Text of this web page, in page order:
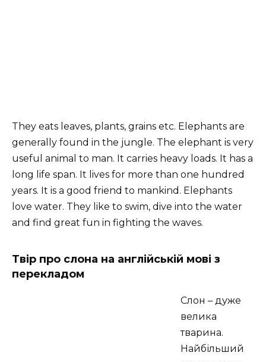
They eats leaves, plants, grains etc. Elephants are
generally found in the jungle. The elephant is very
useful animal to man. It carries heavy loads. It has a
long life span. It lives for more than one hundred
years. It is a good friend to mankind. Elephants
love water. They like to swim, dive into the water
and find great fun in fighting the waves.
Твір про слона на англійській мові з
перекладом
Слон – дуже
велика
тварина.
Найбільший